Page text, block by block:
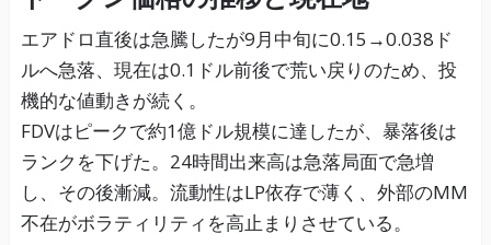
エアドロ直後は急騰したが9月中旬に0.15→0.038ド
ルへ急落、現在は0.1ドル前後で荒い戻りのため、投
機的な値動きが続く。
FDVはピークで約1億ドル規模に達したが、暴落後は
ランクを下げた。24時間出来高は急落局面で急増
し、その後漸減。流動性はLP依存で薄く、外部のMM
不在がボラティリティを高止まりさせている。